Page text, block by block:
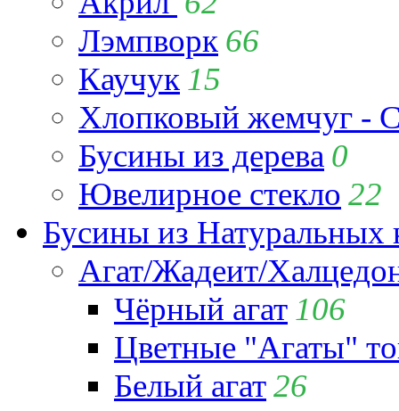
Лэмпворк 66
Каучук 15
Хлопковый жемчуг -
Бусины из дерева 0
Ювелирное стекло 22
Бусины из Натуральных
Агат/Жадеит/
Чёрный агат 106
Цветные "Агаты"
Белый агат26